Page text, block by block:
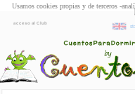
acceso al Club
Usamos cookies propias y de terceros -